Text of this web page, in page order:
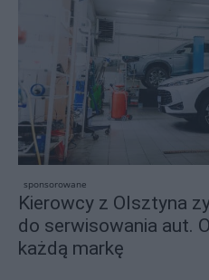
sponsorowane
Kierowcy z Olsztyna
do serwisowania aut.
każdą markę